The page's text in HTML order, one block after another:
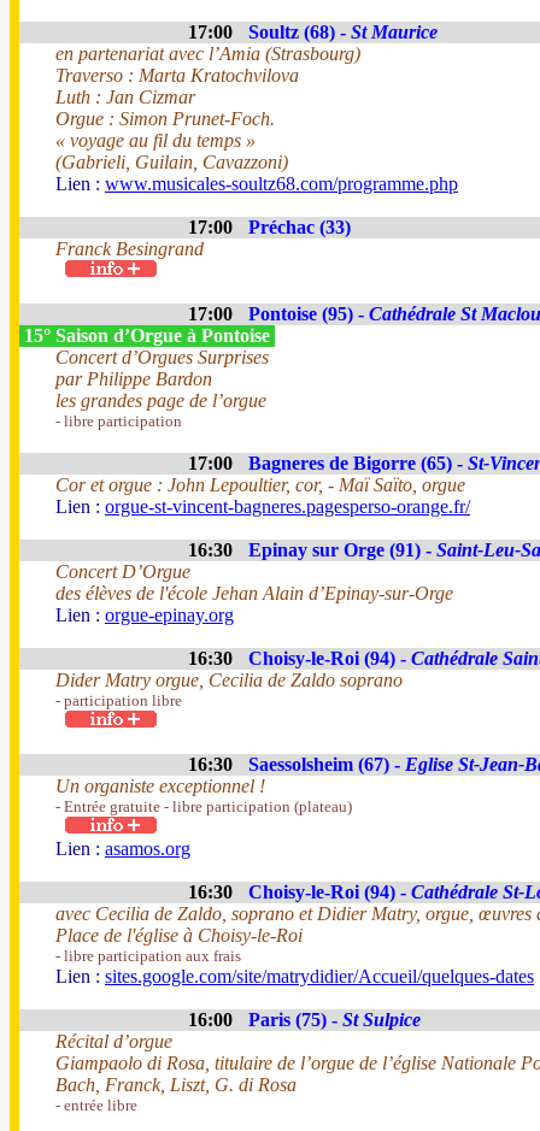
17:00 Soultz (68) - St Maurice
en partenariat avec l’Amia (Strasbourg)
Traverso : Marta Kratochvilova
Luth : Jan Cizmar
Orgue : Simon Prunet-Foch.
« voyage au fil du temps »
(Gabrieli, Guilain, Cavazzoni)
Lien : www.musicales-soultz68.com/programme.php
17:00
Préchac (33)
Franck Besingrand
17:00 Pontoise (95) - Cathédrale St Maclou
15° Saison d’Orgue à Pontoise
Concert d’Orgues Surprises
par Philippe Bardon
les grandes page de l’orgue
- libre participation
17:00 Bagneres de Bigorre (65) - St-
Cor et orgue : John Lepoultier, cor, - Maï Saïto, orgue
Lien : orgue-st-vincent-bagneres.pagesperso-orange.fr/
16:30 Epinay sur Orge (91) - Saint-Leu-
Concert D’Orgue
des élèves de l'école Jehan Alain d’Epinay-sur-Orge
Lien : orgue-­epinay.org
16:30 Choisy-le-Roi (94) - Cathédrale
Dider Matry orgue, Cecilia de Zaldo soprano
- participation libre
16:30 Saessolsheim (67) - Eglise St-Jean-
Un organiste exceptionnel !
- Entrée gratuite - libre participation (plateau)
Lien : asamos.org
16:30 Choisy-le-Roi (94) - Cathédrale St-
avec Cecilia de Zaldo, soprano et Didier Matry, orgue, œuvres
Place de l'église à Choisy-le-Roi
- libre participation aux frais
Lien : sites.google.com/site/matrydidier/Accueil/quelques-dates
16:00 Paris (75) - St Sulpice
Récital d’orgue
Giampaolo di Rosa, titulaire de l’orgue de l’église Nationale
Bach, Franck, Liszt, G. di Rosa
- entrée libre